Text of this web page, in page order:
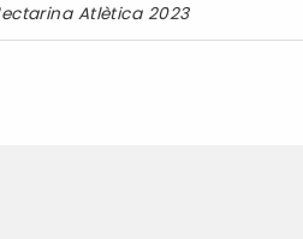
Atlètica 2023